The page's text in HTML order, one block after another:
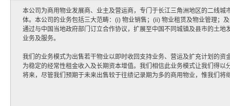
本公司为商用物业发展商、业主及营运商，专门于长江三角洲地区的二线城
体。本公司的业务包括三大范畴：(i) 物业销售；(ii) 物业租赁及物业管理；
通过与中国当地政府部门订立合作协议，扩展至中国不同城镇及县市的土地
业务及服务。
我们的业务模式为出售若干物业以即时收回支持业务、营运及扩充计划的资
为稳定的经常性租金收入及长期资本增值。我们相信此业务模式让我们得以
将来，尽管我们预期于未来出售较于往绩记录期为多的商用物业，惟我们将